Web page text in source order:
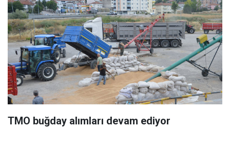
TMO buğday alımları devam ediyor